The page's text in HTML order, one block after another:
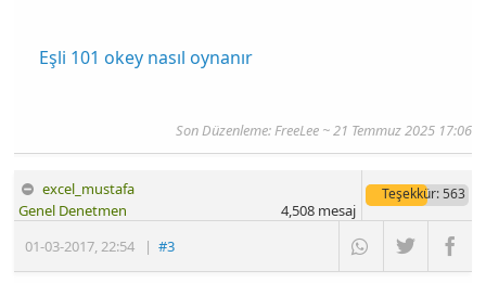
Eşli 101 okey nasıl oynanır
Son Düzenleme: FreeLee ~ 21 Temmuz 2025 17:06
excel_mustafa
01-03-2017,22:54 |#3
Genel Denetmen
Teşekkür: 563
4,508mesaj